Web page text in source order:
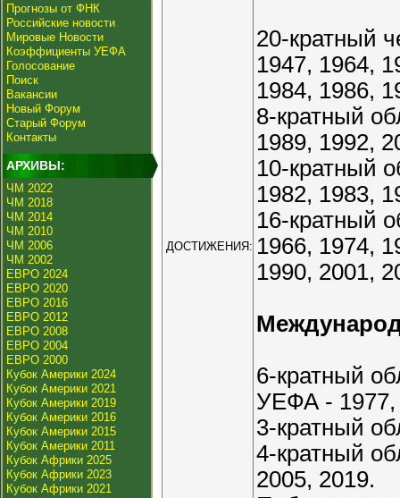
Прогнозы от ФНК
Российские новости
Мировые Новости
Коэффициенты УЕФА
Голосование
Поиск
Вакансии
Новый Форум
Старый Форум
Контакты
АРХИВЫ:
ЧМ 2022
ЧМ 2018
ЧМ 2014
ЧМ 2010
ЧМ 2006
ЧМ 2002
ЕВРО 2024
ЕВРО 2020
ЕВРО 2016
ЕВРО 2012
ЕВРО 2008
ЕВРО 2004
ЕВРО 2000
Кубок Америки 2024
Кубок Америки 2021
Кубок Америки 2019
Кубок Америки 2016
Кубок Америки 2015
Кубок Америки 2011
Кубок Африки 2025
Кубок Африки 2023
Кубок Африки 2021
ДОСТИЖЕНИЯ:
20-кратный
1947, 1964,
1984, 1986,
8-кратный
1989, 1992,
10-кратный
1982, 1983,
16-кратный
1966, 1974,
1990, 2001,
6-кратный
УЕФА - 1977,
3-кратный
4-кратный
2005, 2019.